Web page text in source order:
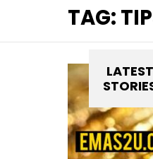
TAG:
LATEST